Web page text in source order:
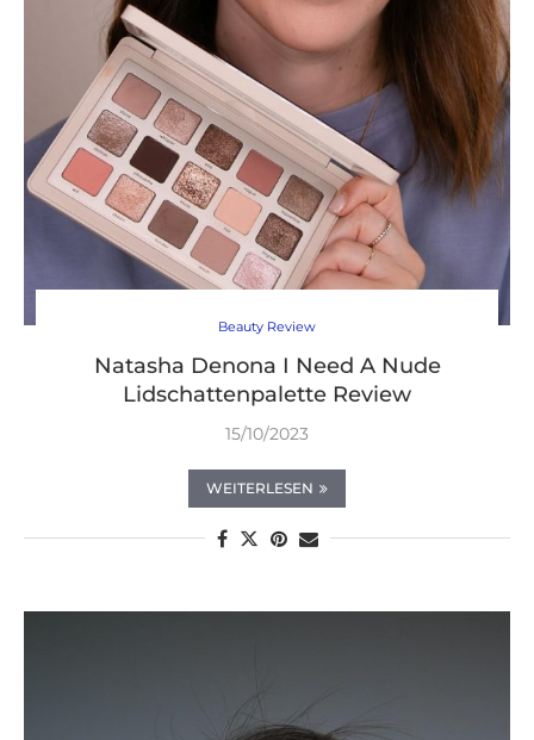
Beauty Review
Natasha Denona I Need A Nude
Lidschattenpalette Review
15/10/2023
WEITERLESEN